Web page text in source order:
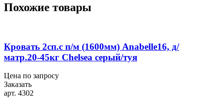
Похожие товары
Кровать 2сп.с п/м (1600мм) Anabelle16, д/
матр.20-45кг Chelsea серый/туя
Цена по запросу
Заказать
арт. 4302